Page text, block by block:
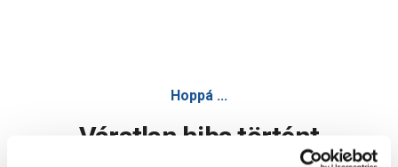
Hoppá ...
Váratlan hiba történt